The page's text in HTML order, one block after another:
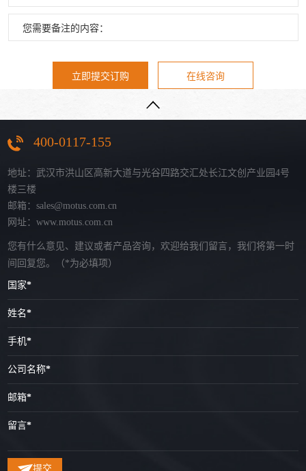
您需要备注的内容：
立即提交订购 在线咨询
400-0117-155
地址：武汉市洪山区高新大道与光谷四路交汇处长江文创产业园4号
楼三楼
邮箱：sales@motus.com.cn
网址：www.motus.com.cn
您有什么意见、建议或者产品咨询，欢迎给我们留言，我们将第一时
间回复您。
（*为必填项）
国家*
姓名*
手机*
公司名称*
邮箱*
留言*
提交